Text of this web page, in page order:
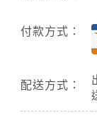
付款方式：
配送方式：